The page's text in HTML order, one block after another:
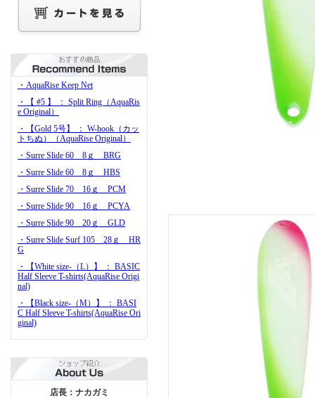
・AquaRise Keep Net
・【 #5 】 ： Split Ring（AquaRis
e Original）
・【Gold 5号】 ： W-hook（カッ
トちぬ）（AquaRise Original）
・Surre Slide 60 8ｇ BRG
・Surre Slide 60 8ｇ HBS
・Surre Slide 70 16ｇ PCM
・Surre Slide 90 16ｇ PCYA
・Surre Slide 90 20ｇ GLD
・Surre Slide Surf 105 28ｇ HR
G
・【White size-（L）】 ： BASIC
Half Sleeve T-shirts(AquaRise Origi
nal)
・【Black size-（M）】 ： BASI
C Half Sleeve T-shirts(AquaRise Ori
ginal)
店長：ナカガミ